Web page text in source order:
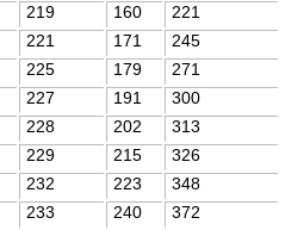
219 160
221
221 171
245
225 179
271
227 191
300
228 202
313
229 215
326
232 223
348
233 240 372